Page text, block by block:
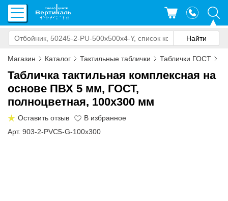
Магазин Каталог Тактильные таблички Таблички ГОСТ
Табличка тактильная комплексная на
основе ПВХ 5 мм, ГОСТ,
полноцветная, 100x300 мм
Оставить отзыв
Арт. 903-2-PVC5-G-100x300